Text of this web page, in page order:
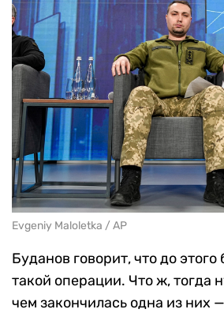
Evgeniy Maloletka / AP
Буданов говорит, что до
такой операции. Что ж, тогда
чем закончилась одна из них